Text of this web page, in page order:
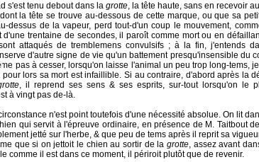
s'est tenu debout dans la grotte, la tête haute, sans en recevoir
la tête se trouve au-dessous de cette marque, ou que sa
dessus de la vapeur, perd tout-d'un coup le mouvement,
d'une trentaine de secondes, il paroît comme mort ou en
attaqués de tremblemens convulsifs ; à la fin, j'entends
d'autre signe de vie qu'un battement presqu'insensible du
pas à cesser, lorsqu'on laisse l'animal un peu trop long-tems,
pour lors sa mort est infaillible. Si au contraire, d'abord après la
, il reprend ses sens & ses esprits, sur-tout lorsqu'on le
à vingt pas de-là.
n'est point toutefois d'une nécessité absolue. On lit
qui servit à l'épreuve ordinaire, en présence de M. Taitbout
jetté sur l'herbe, & que peu de tems après il reprit sa
que si on jettoit le chien au sortir de la grotte, assez avant
comme il est dans ce moment, il périroit plutôt que de revenir.